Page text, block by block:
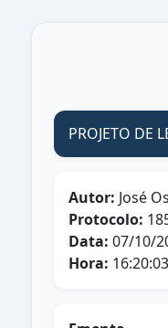
PROJETO DE
Autor: José
Protocolo:
Data: 07/10/
Hora: 16:20:03